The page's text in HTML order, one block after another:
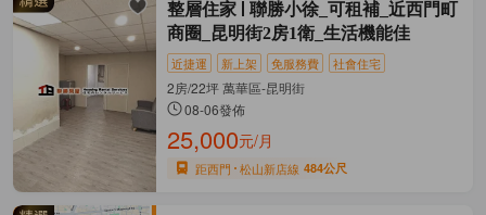
整層住家
聯勝小徐_可租補_近西門町
商圈_昆明街2房1衛_生活機能佳
近捷運 新上架 免服務費 社會住宅
2房/22坪 萬華區-昆明街
08-06發佈
25,000元/月
距西門 松山新店線 484公尺